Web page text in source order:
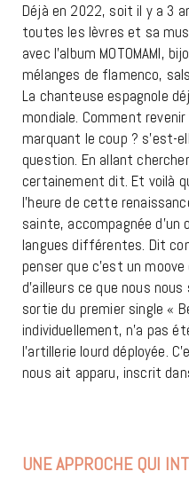
Déjà en 2022, soit il y a 3
toutes les lèvres et sa
avec l’album MOTOMAMI,
mélanges de flamenco,
La chanteuse espagnole
mondiale. Comment
marquant le coup ? s’est-
question. En allant
certainement dit. Et voilà
l’heure de cette
sainte, accompagnée
langues différentes. Dit
penser que c’est un
d’ailleurs ce que nous
sortie du premier single «
individuellement, n’a pas
l’artillerie lourd déployée.
nous ait apparu, inscrit
UNE APPROCHE QUI